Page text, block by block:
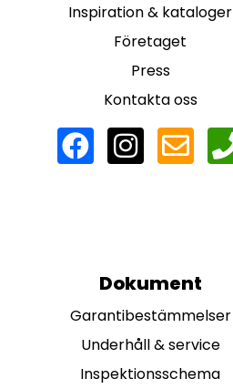
Inspiration & kataloger
Företaget
Press
Kontakta oss
Dokument
Garantibestämmelser
Underhåll & service
Inspektionsschema